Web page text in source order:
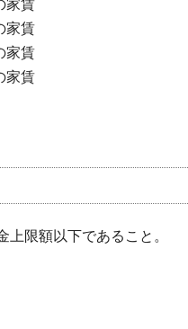
家賃
家賃
家賃
家賃
限額以下であること。